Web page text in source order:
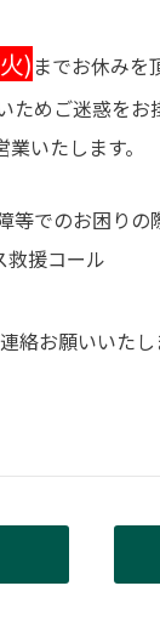
) までお休みを
ためご迷惑をお
いたします。
等でのお困りの
救援コール
お願いいたし